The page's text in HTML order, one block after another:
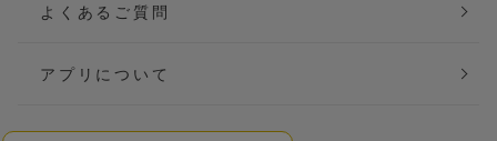
よくあるご質問
アプリについて